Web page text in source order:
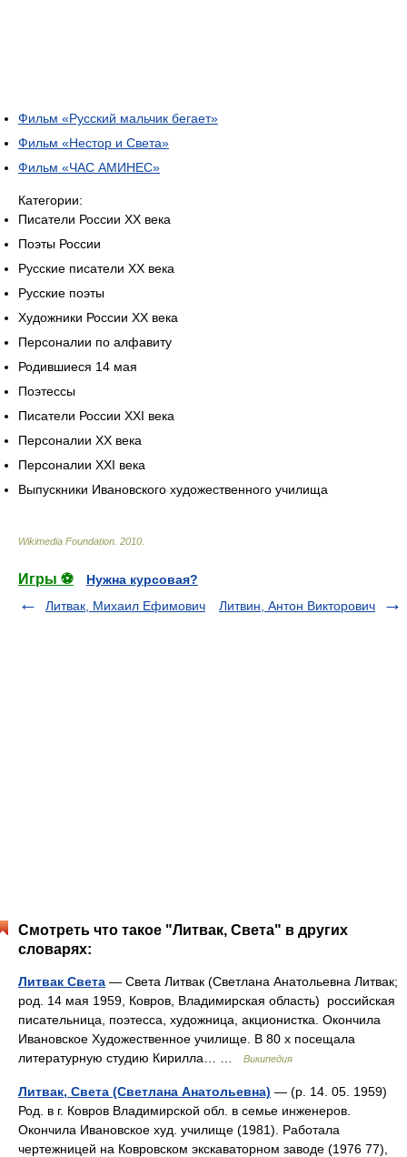
Фильм «Русский мальчик бегает»
Фильм «Нестор и Света»
Фильм «ЧАС АМИНЕС»
Категории:
Писатели России XX века
Поэты России
Русские писатели XX века
Русские поэты
Художники России XX века
Персоналии по алфавиту
Родившиеся 14 мая
Поэтессы
Писатели России XXI века
Персоналии XX века
Персоналии XXI века
Выпускники Ивановского художественного училища
Wikimedia Foundation 2010
Игры ⚽
Нужна курсовая?
Литвак, Михаил Ефимович
Литвин, Антон Викторович
Смотреть что такое "Литвак, Света" в других
словарях:
Литвак Света — Света Литвак (Светлана Анатольевна Литвак;
род. 14 мая 1959, Ковров, Владимирская область) российская
писательница, поэтесса, художница, акционистка. Окончила
Ивановское Художественное училище. В 80 х посещала
литературную студию Кирилла… …
Википедия
Литвак, Света (Светлана Анатольевна) — (р. 14. 05. 1959)
Род. в г. Ковров Владимирской обл. в семье инженеров.
Окончила Ивановское худ. училище (1981). Работала
чертежницей на Ковровском экскаваторном заводе (1976 77),